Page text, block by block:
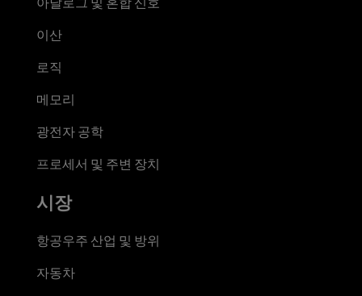
이산
로직
메모리
광전자 공학
프로세서 및 주변 장치
시장
항공우주 산업 및 방위
자동차